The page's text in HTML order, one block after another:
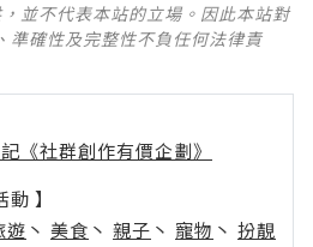
並不代表本站的立場。因此本站對
準確性及完整性不負任何法律責
《社群創作有價企劃》
】
遊 丶 美食 丶 親子 丶 寵物 丶 扮靚